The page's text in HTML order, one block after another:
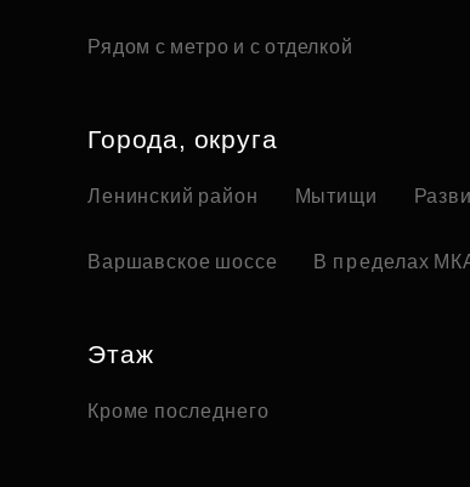
Рядом с метро и с отделкой
Города, округа
Ленинский район Мытищи
Варшавское шоссе В пределах
Этаж
Кроме последнего